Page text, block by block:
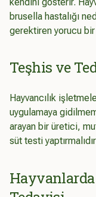
brusella hastalığı
gerektiren yorucu
Teşhis ve
Hayvancılık
uygulamaya
arayan bir üretici,
süt testi
Hayvanlarda